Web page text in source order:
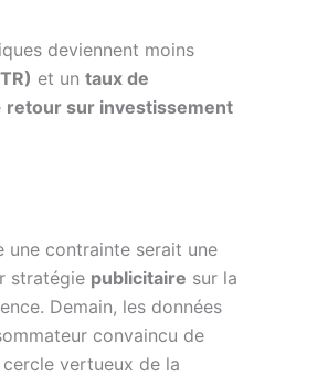
deviennent moins
et un taux de
retour sur investissement
une contrainte serait une
stratégie publicitaire sur la
Demain, les données
convaincu de
vertueux de la